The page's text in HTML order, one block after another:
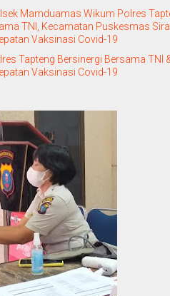
Mamduamas Wikum Polres
TNI, Kecamatan Puskesmas
Vaksinasi Covid-19
Tapteng Bersinergi Bersama TNI
Vaksinasi Covid-19